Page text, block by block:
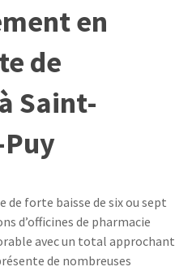
en
de
Saint-
de forte baisse de six ou sept
d’officines de pharmacie
avec un total approchant
de nombreuses